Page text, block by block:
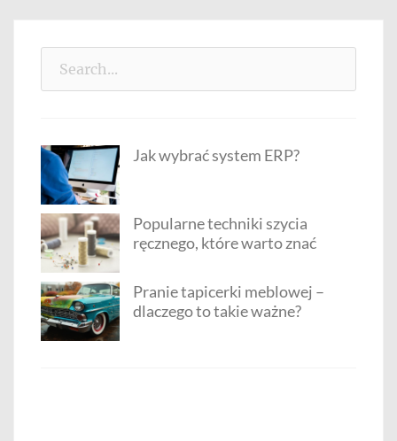
Jak wybrać system ERP?
Popularne techniki szycia
ręcznego, które warto znać
Pranie tapicerki meblowej –
dlaczego to takie ważne?